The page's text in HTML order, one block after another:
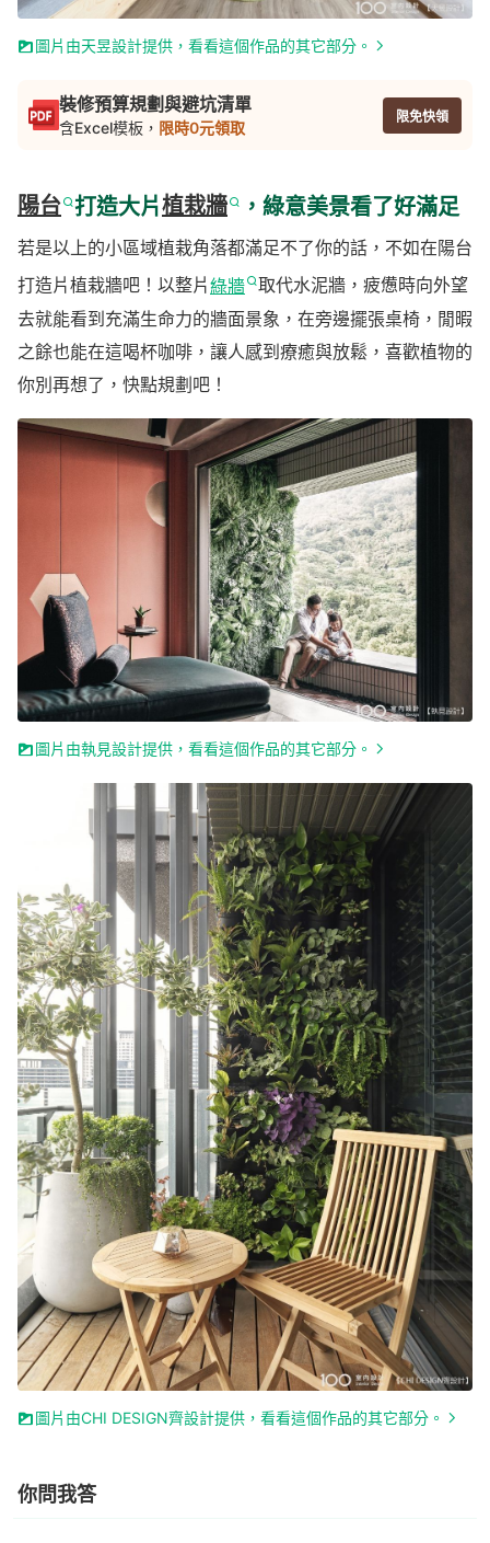
圖片由天昱設計提供，看看這個作品的其它部分。
裝修預算規劃與避坑清單
含Excel模板， 限時0元領取
限免快領
陽台 打造大片植栽牆 ，綠意美景看了好滿足
若是以上的小區域植栽角落都滿足不了你的話，不如在陽台
打造片植栽牆吧！以整片綠牆 取代水泥牆，疲憊時向外望
去就能看到充滿生命力的牆面景象，在旁邊擺張桌椅，閒暇
之餘也能在這喝杯咖啡，讓人感到療癒與放鬆，喜歡植物的
你別再想了，快點規劃吧！
圖片由執見設計提供，看看這個作品的其它部分。
圖片由CHI DESIGN齊設計提供，看看這個作品的其它部分。
你問我答